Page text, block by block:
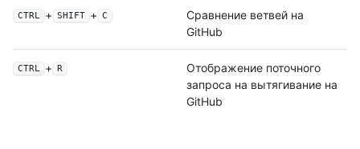
CTRL + SHIFT + C
Сравнение ветвей на
GitHub
CTRL + R
Отображение поточного
запроса на вытягивание на
GitHub